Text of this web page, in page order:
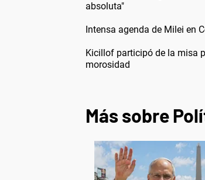
absoluta"
Intensa agenda de Milei en
Kicillof participó de la misa
morosidad
Más sobre